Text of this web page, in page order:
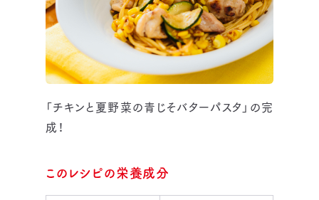
「チキンと夏野菜の青じそバターパスタ」の完
成！
このレシピの栄養成分